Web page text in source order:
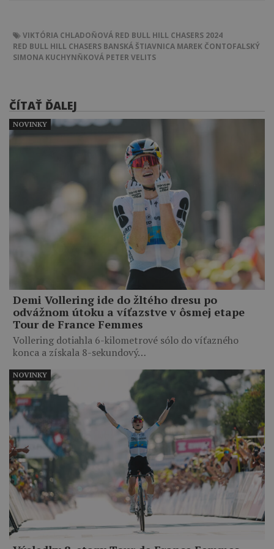
VIKTÓRIA CHLADOŇOVÁ RED BULL HILL CHASERS 2024
RED BULL HILL CHASERS BANSKÁ ŠTIAVNICA MAREK ČONTOFALSKÝ
SIMONA KUCHYNŇKOVÁ PETER VELITS
ČÍTAŤ ĎALEJ
Demi Vollering ide do žltého dresu po
odvážnom útoku a víťazstve v ôsmej etape
Tour de France Femmes
Vollering dotiahla 6-kilometrové sólo do víťazného
konca a získala 8-sekundový…
NOVINKY
NOVINKY